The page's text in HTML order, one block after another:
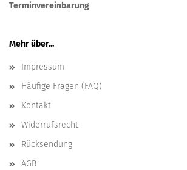
Terminvereinbarung
Mehr über...
Impressum
Häufige Fragen (FAQ)
Kontakt
Widerrufsrecht
Rücksendung
AGB